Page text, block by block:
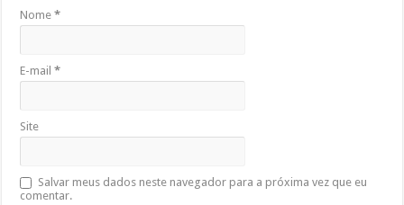
Nome*
E-mail*
Site
Salvar meus dados neste navegador para a próxima vez que eu
comentar.